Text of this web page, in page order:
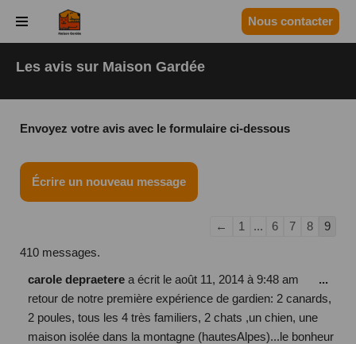
Aller
au
Nous contacter
Les avis sur Maison Gardée
Envoyez votre avis avec le formulaire ci-dessous
← 1 ... 6 7 8
9
410 messages.
carole depraetere a écrit le août 11, 2014 à 9:48 am
retour de notre première expérience de gardien: 2 canards,
2 poules, tous les 4 très familiers, 2 chats ,un chien, une
maison isolée dans la montagne (hautesAlpes)...le bonheur
...
Panneau de gestion des cookies